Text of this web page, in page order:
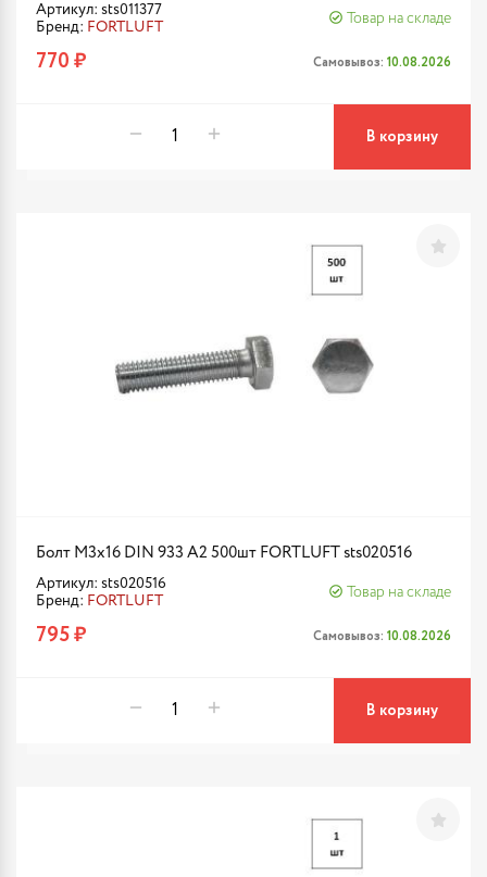
Артикул: sts011377
Бренд: FORTLUFT
Товар на складе
770 ₽ Самовывоз: 10.08.2026
В корзину
Болт М3х16 DIN 933 A2 500шт FORTLUFT sts020516
Артикул: sts020516
Бренд: FORTLUFT
Товар на складе
795 ₽ Самовывоз: 10.08.2026
В корзину